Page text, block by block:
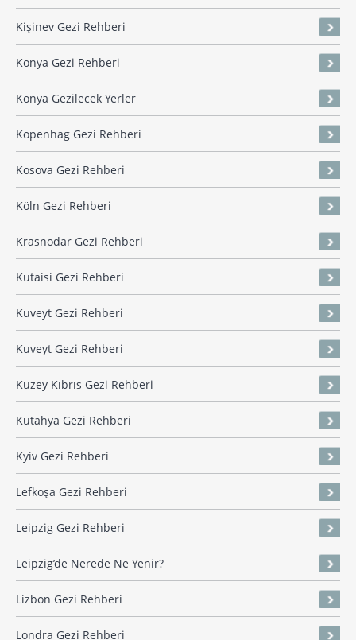
Kişinev Gezi Rehberi
Konya Gezi Rehberi
Konya Gezilecek Yerler
Kopenhag Gezi Rehberi
Kosova Gezi Rehberi
Köln Gezi Rehberi
Krasnodar Gezi Rehberi
Kutaisi Gezi Rehberi
Kuveyt Gezi Rehberi
Kuveyt Gezi Rehberi
Kuzey Kıbrıs Gezi Rehberi
Kütahya Gezi Rehberi
Kyiv Gezi Rehberi
Lefkoşa Gezi Rehberi
Leipzig Gezi Rehberi
Leipzig’de Nerede Ne Yenir?
Lizbon Gezi Rehberi
Londra Gezi Rehberi